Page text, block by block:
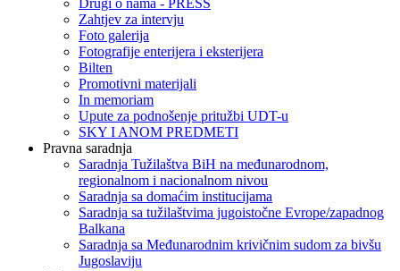
Drugi o nama - PRESS
Zahtjev za intervju
Foto galerija
Fotografije enterijera i eksterijera
Bilten
Promotivni materijali
In memoriam
Upute za podnošenje pritužbi UDT-u
SKY I ANOM PREDMETI
Pravna saradnja
Saradnja Tužilaštva BiH na međunarodnom,
regionalnom i nacionalnom nivou
Saradnja sa domaćim institucijama
Saradnja sa tužilaštvima jugoistočne Evrope/zapadnog
Balkana
Saradnja sa Međunarodnim krivičnim sudom za bivšu
Jugoslaviju